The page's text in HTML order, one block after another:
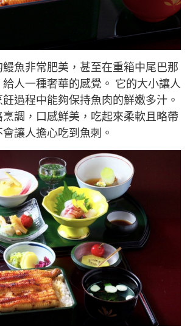
魚非常肥美，甚至在重箱中尾巴那
人一種奢華的感覺。 它的大小讓人
過程中能夠保持魚肉的鮮嫩多汁。
調，口感鮮美，吃起來柔軟且略帶
讓人擔心吃到魚刺。